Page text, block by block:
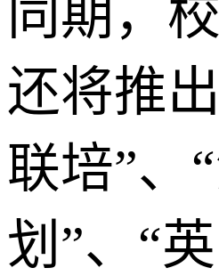
同期，
还将推
联培”、
划”、“